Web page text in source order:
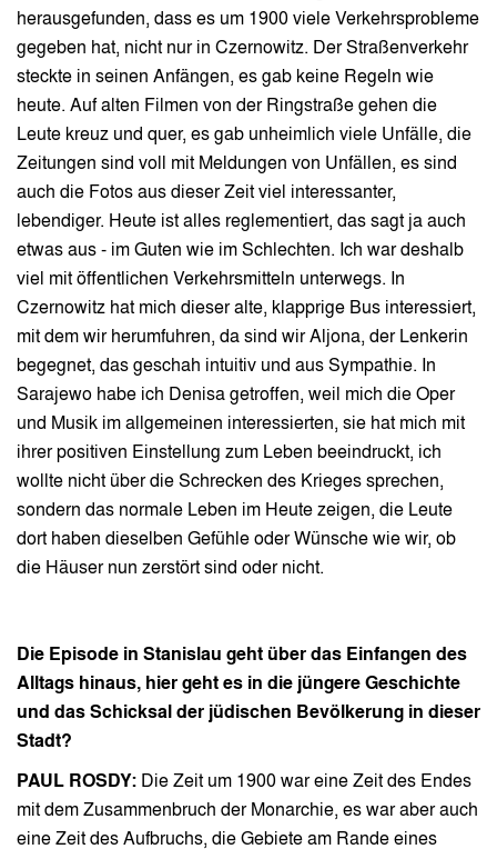
herausgefunden, dass es um 1900 viele Verkehrsprobleme
gegeben hat, nicht nur in Czernowitz. Der Straßenverkehr
steckte in seinen Anfängen, es gab keine Regeln wie
heute. Auf alten Filmen von der Ringstraße gehen die
Leute kreuz und quer, es gab unheimlich viele Unfälle, die
Zeitungen sind voll mit Meldungen von Unfällen, es sind
auch die Fotos aus dieser Zeit viel interessanter,
lebendiger. Heute ist alles reglementiert, das sagt ja auch
etwas aus - im Guten wie im Schlechten. Ich war deshalb
viel mit öffentlichen Verkehrsmitteln unterwegs. In
Czernowitz hat mich dieser alte, klapprige Bus interessiert,
mit dem wir herumfuhren, da sind wir Aljona, der Lenkerin
begegnet, das geschah intuitiv und aus Sympathie. In
Sarajewo habe ich Denisa getroffen, weil mich die Oper
und Musik im allgemeinen interessierten, sie hat mich mit
ihrer positiven Einstellung zum Leben beeindruckt, ich
wollte nicht über die Schrecken des Krieges sprechen,
sondern das normale Leben im Heute zeigen, die Leute
dort haben dieselben Gefühle oder Wünsche wie wir, ob
die Häuser nun zerstört sind oder nicht.
Die Episode in Stanislau geht über das Einfangen des
Alltags hinaus, hier geht es in die jüngere Geschichte
und das Schicksal der jüdischen Bevölkerung in dieser
Stadt?
PAUL ROSDY: Die Zeit um 1900 war eine Zeit des Endes
mit dem Zusammenbruch der Monarchie, es war aber auch
eine Zeit des Aufbruchs, die Gebiete am Rande eines